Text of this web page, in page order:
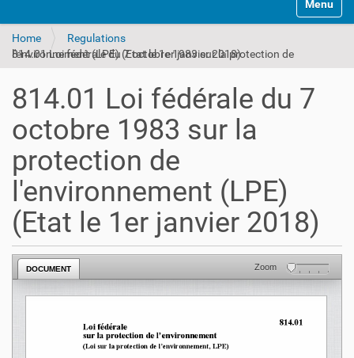
Toggle
Home
Regulations
814.01 Loi fédérale du 7 octobre 1983 sur la protection de l'environnement (LPE) (Etat le 1er janvier 2018)
814.01 Loi fédérale du 7
octobre 1983 sur la
protection de
l'environnement (LPE)
(Etat le 1er janvier 2018)
DOCUMENT Zoom